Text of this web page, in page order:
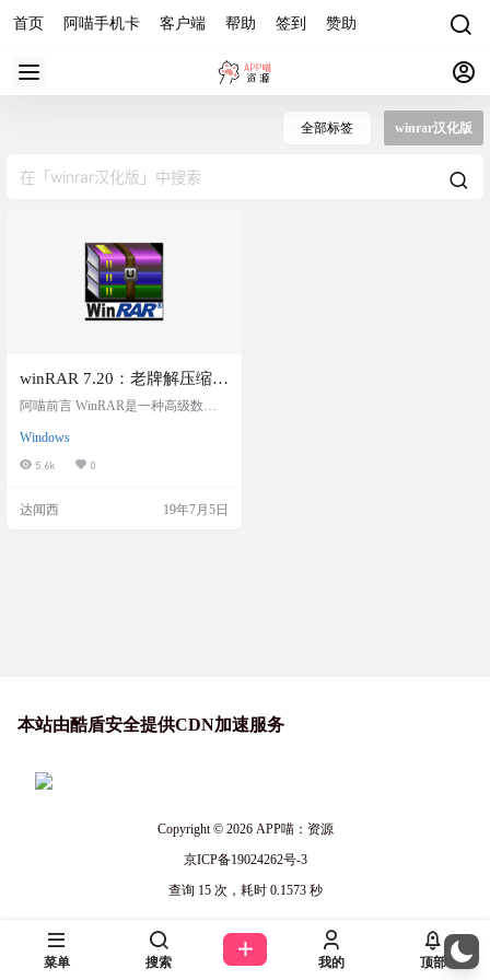
首页 阿喵手机卡 客户端 帮助 签到 赞助
全部标签 winrar汉化版
winRAR 7.20：老牌解压缩工
具，最新官方简体中文/英文
烈火汉化版
阿喵前言 WinRAR是一种高级数据
包括 RAR、ZIP、CAB、ARJ、LZ
H、ACE、TAR、GZip、UUE、IS
案。WinRAR无疑是当今数据压缩和
Windows
5.6k 0
达闻西 19年7月5日
本站由酷盾安全提供CDN加速服务
Copyright © 2026APP喵：资源
京ICP备19024262号-3
查询 15 次，耗时 0.1573 秒
菜单 搜索 我的 顶部